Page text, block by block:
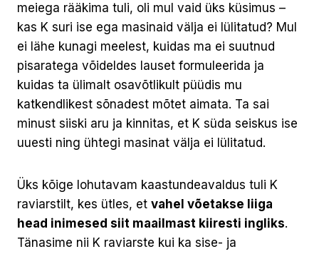
meiega rääkima tuli, oli mul vaid üks küsimus –
kas K suri ise ega masinaid välja ei lülitatud? Mul
ei lähe kunagi meelest, kuidas ma ei suutnud
pisaratega võideldes lauset formuleerida ja
kuidas ta ülimalt osavõtlikult püüdis mu
katkendlikest sõnadest mõtet aimata. Ta sai
minust siiski aru ja kinnitas, et K süda seiskus ise
uuesti ning ühtegi masinat välja ei lülitatud.
Üks kõige lohutavam kaastundeavaldus tuli K
raviarstilt, kes ütles, et vahel võetakse liiga
head inimesed siit maailmast kiiresti ingliks.
Tänasime nii K raviarste kui ka sise- ja